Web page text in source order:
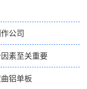
公司
素至关重要
铝单板